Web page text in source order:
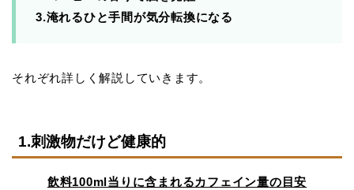
3.淹れるひと手間が気分転換になる
それぞれ詳しく解説していきます。
1.刺激物だけど健康的
飲料100ml当りに含まれるカフェイン量の目安